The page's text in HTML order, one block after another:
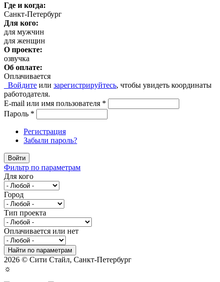
Где и когда:
Санкт-Петербург
Для кого:
для мужчин
для женщин
О проекте:
озвучка
Об оплате:
Оплачивается
Войдите или зарегистрируйтесь, чтобы увидеть координаты
работодателя.
E-mail или имя пользователя *
Пароль *
Регистрация
Забыли пароль?
Войти
Фильтр по параметрам
Для кого
Город
Тип проекта
Оплачивается или нет
Найти по параметрам
2026 © Сити Стайл, Санкт-Петербург
☼